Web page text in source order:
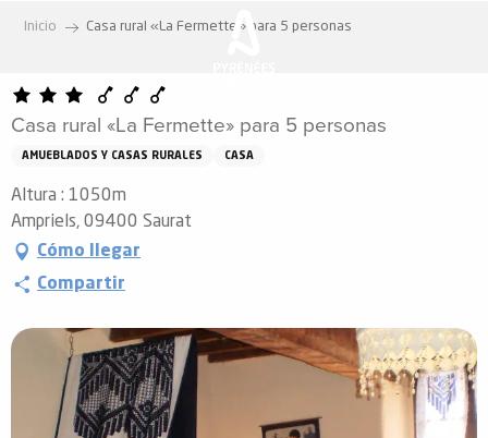
principal
Inicio Casa rural «La Fermette» para 5 personas
Casa rural «La Fermette» para 5 personas
AMUEBLADOS Y CASAS RURALES CASA
Altura : 1050m
Ampriels, 09400 Saurat
Cómo llegar
Compartir